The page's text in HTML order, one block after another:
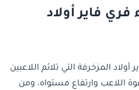
فاير أولاد
المزخرفة التي تلائم اللاعبين
اللاعب وارتفاع مستواه، ومن